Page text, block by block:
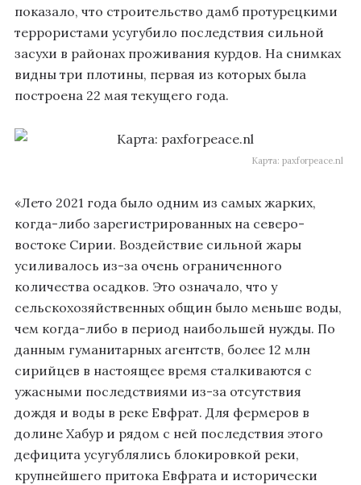
показало, что строительство дамб протурецкими
террористами усугубило последствия сильной
засухи в районах проживания курдов. На снимках
видны три плотины, первая из которых была
построена 22 мая текущего года.
Карта: paxforpeace.nl
«Лето 2021 года было одним из самых жарких,
когда-либо зарегистрированных на северо-
востоке Сирии. Воздействие сильной жары
усиливалось из-за очень ограниченного
количества осадков. Это означало, что у
сельскохозяйственных общин было меньше воды,
чем когда-либо в период наибольшей нужды. По
данным гуманитарных агентств, более 12 млн
сирийцев в настоящее время сталкиваются с
ужасными последствиями из-за отсутствия
дождя и воды в реке Евфрат. Для фермеров в
долине Хабур и рядом с ней последствия этого
дефицита усугублялись блокировкой реки,
крупнейшего притока Евфрата и исторически